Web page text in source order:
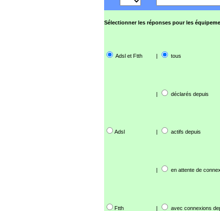
Sélectionner les réponses pour les
Adsl et Ftth | tous
| déclarés depuis
Adsl | actifs depuis
| en attente de
Ftth | avec connexions